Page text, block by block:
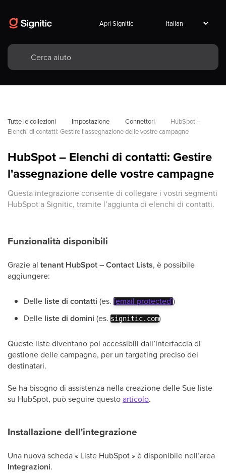
Apri Signitic
Tutte le collezioni Impostazione Connettori
HubSpot –
Elenchi di contatti: Gestire l'assegnazione delle vostre campagne
HubSpot – Elenchi di contatti: Gestire
l'assegnazione delle vostre campagne
Questa integrazione consente di collegare i vostri segmenti
HubSpot a Signitic, tramite l’aggiunta di elenchi di contatti.
Funzionalità disponibili
Grazie al tenant HubSpot – Contact Lists, è possibile
aggiungere:
Delle liste di contatti (es. [email protected])
Delle liste di domini (es. signitic.com)
Queste liste diventano poi accessibili dall’interfaccia di
gestione delle campagne, per un targeting preciso dei
destinatari.
Se ha bisogno di assistenza nella creazione delle Sue liste
su HubSpot, può seguire questoarticolo.
Installazione dell'integrazione
Una nuova scheda « Liste HubSpot » è disponibile nell’area
Integrazioni.